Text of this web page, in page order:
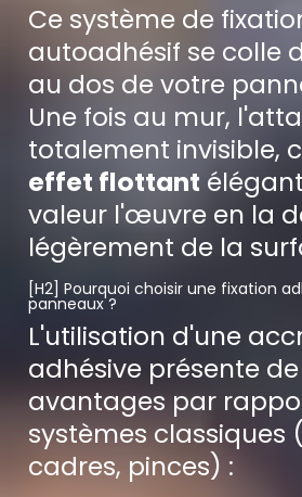
Ce système de
autoadhésif se colle
au dos de votre
Une fois au mur,
totalement invisible,
effet flottant
valeur l'œuvre en la
légèrement de la
[H2] Pourquoi choisir une fixation
panneaux ?
L'utilisation d'une
adhésive présente
avantages par
systèmes classiques
cadres, pinces) :